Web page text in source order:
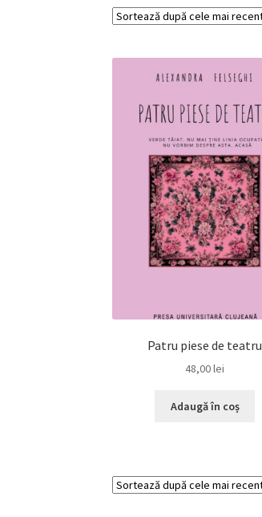
Patru piese de teatru
48,00lei
Adaugă în coș